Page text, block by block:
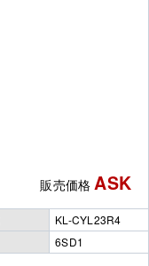
販売価格 ASK
KL-CYL23R4
6SD1